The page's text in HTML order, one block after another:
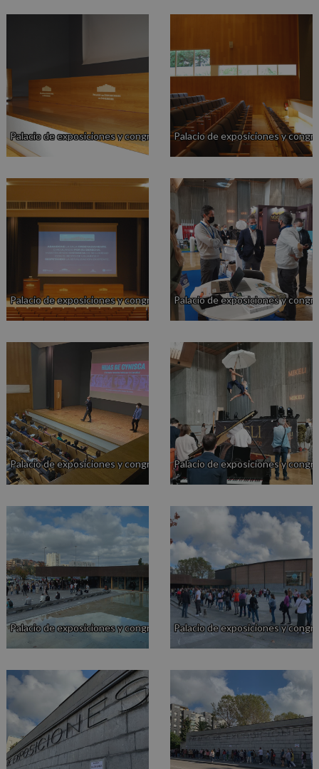
Palacio de exposiciones y congresosPalacio de exposiciones y
Palacio de exposiciones y congresos Palacio de exposiciones y
Palacio de exposiciones y congresosPalacio de exposiciones y
Palacio de exposiciones y congresos Palacio de exposiciones y